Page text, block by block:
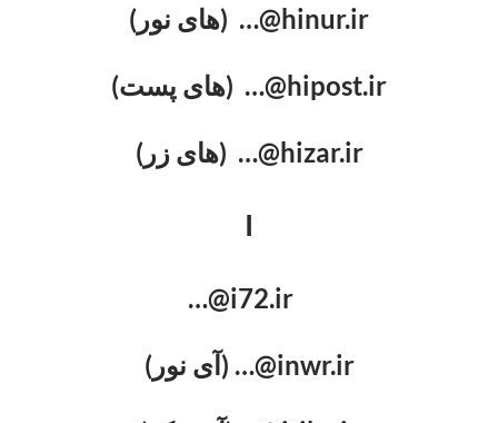
hinur.ir@… (های نور)
hipost.ir@… (های پست)
hizar.ir@… (های زر)
I
inwr.ir@… (آی نور)